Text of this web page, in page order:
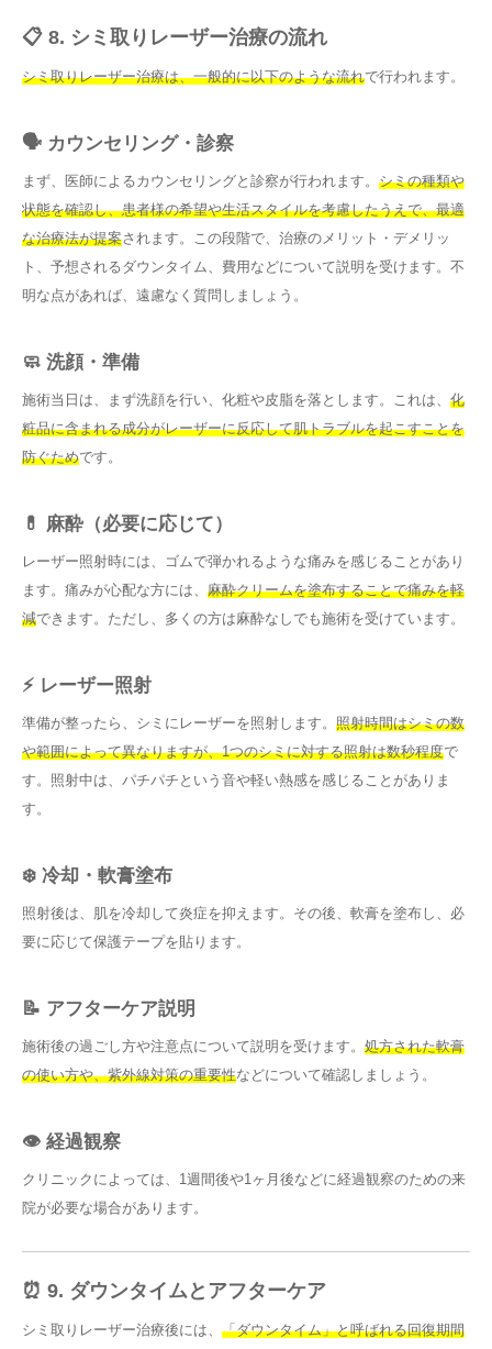
📋 8. シミ取りレーザー治療の流れ
シミ取りレーザー治療は、一般的に以下のような流れで行われます。
🗣️ カウンセリング・診察
まず、医師によるカウンセリングと診察が行われます。 シミの種類や
状態を確認し、患者様の希望や生活スタイルを考慮したうえで、最適
な治療法が提案されます。この段階で、治療のメリット・デメリッ
ト、予想されるダウンタイム、費用などについて説明を受けます。不
明な点があれば、遠慮なく質問しましょう。
🧼 洗顔・準備
施術当日は、まず洗顔を行い、化粧や皮脂を落とします。これは、 化
粧品に含まれる成分がレーザーに反応して肌トラブルを起こすことを
防ぐためです。
💊 麻酔（必要に応じて）
レーザー照射時には、ゴムで弾かれるような痛みを感じることがあり
ます。痛みが心配な方には、 麻酔クリームを塗布することで痛みを軽
減できます。ただし、多くの方は麻酔なしでも施術を受けています。
⚡ レーザー照射
準備が整ったら、シミにレーザーを照射します。 照射時間はシミの数
や範囲によって異なりますが、1つのシミに対する照射は数秒程度で
す。照射中は、パチパチという音や軽い熱感を感じることがありま
す。
❄️ 冷却・軟膏塗布
照射後は、肌を冷却して炎症を抑えます。その後、軟膏を塗布し、必
要に応じて保護テープを貼ります。
📝 アフターケア説明
施術後の過ごし方や注意点について説明を受けます。 処方された軟膏
の使い方や、紫外線対策の重要性などについて確認しましょう。
👁️ 経過観察
クリニックによっては、1週間後や1ヶ月後などに経過観察のための来
院が必要な場合があります。
⏰ 9. ダウンタイムとアフターケア
シミ取りレーザー治療後には、 「ダウンタイム」と呼ばれる回復期間